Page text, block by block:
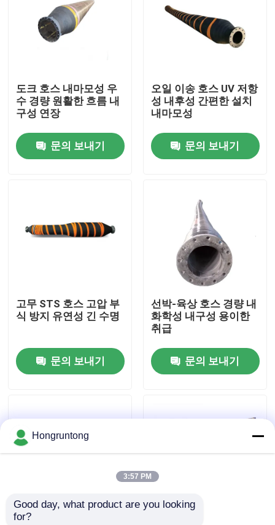
공장 투어
품질 관리
플랫폼 고무 방현재
요코하마 고무 방현재
공기 고무 방현재
도크 호스 내마모성 우
수 경량 원활한 흐름 내
구성 연장
문의 보내기
오일 이송 호스 UV 저항
성 내후성 간편한 설치
내마모성
문의 보내기
고무 STS 호스 고압 부
식 방지 유연성 긴 수명
문의 보내기
선박-육상 호스 경량 내
화학성 내구성 용이한
취급
문의 보내기
해양 전송 튜브 열 저항
Hongruntong
3:57 PM
Good day, what product are you looking
for?